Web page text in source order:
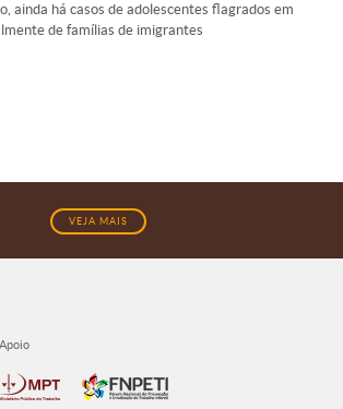
ainda há casos de adolescentes flagrados em
de famílias de imigrantes
VEJA MAIS